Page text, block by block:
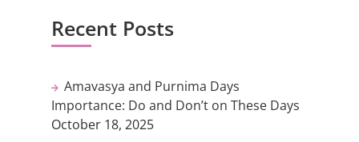
Recent Posts
Amavasya and Purnima Days
Importance: Do and Don’t on These Days
October 18, 2025